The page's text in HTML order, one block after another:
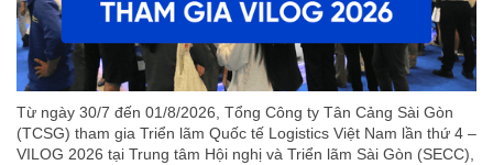
Từ ngày 30/7 đến 01/8/2026, Tổng Công ty Tân Cảng Sài Gòn
(TCSG) tham gia Triển lãm Quốc tế Logistics Việt Nam lần thứ 4 –
VILOG 2026 tại Trung tâm Hội nghị và Triển lãm Sài Gòn (SECC),